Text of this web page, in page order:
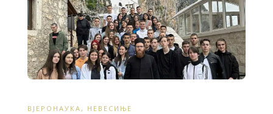
ВЈЕРОНАУКА, НЕВЕСИЊЕ